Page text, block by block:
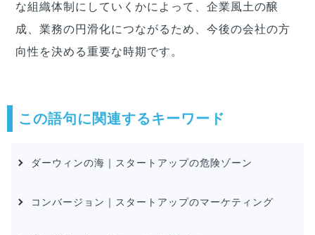
な組織体制にしていくかによって、企業風土の醸
成、業務の円滑化につながるため、今後の会社の方
向性を決める重要な時期です。
この語句に関連するキーワード
ダーウィンの海｜スタートアップの危険ゾーン
コンバージョン｜スタートアップのマーケティング